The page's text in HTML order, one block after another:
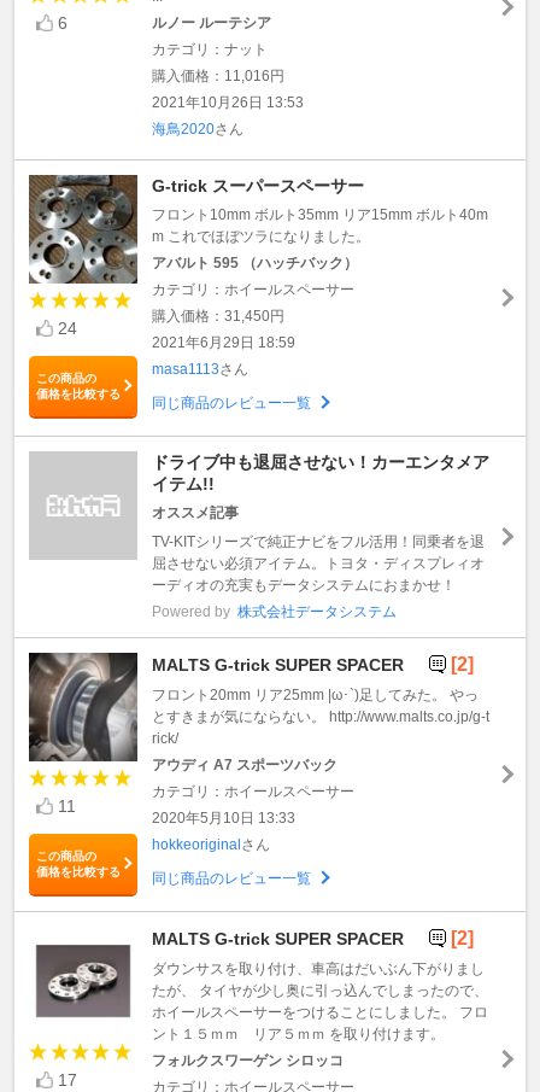
6
ルノー ルーテシア
カテゴリ：ナット
購入価格：11,016円
2021年10月26日 13:53
海鳥2020さん
24
この商品の
価格を比較する
G-trick スーパースペーサー
フロント10mm ボルト35mm リア15mm ボルト40m
m これでほぼツラになりました。
アバルト 595 （ハッチバック）
カテゴリ：ホイールスペーサー
購入価格：31,450円
2021年6月29日 18:59
masa1113さん
同じ商品のレビュー一覧
ドライブ中も退屈させない！カーエンタメア
イテム!!
オススメ記事
TV-KITシリーズで純正ナビをフル活用！同乗者を退
屈させない必須アイテム。トヨタ・ディスプレィオ
ーディオの充実もデータシステムにおまかせ！
Powered by 株式会社データシステム
11
この商品の
価格を比較する
MALTS G-trick SUPER SPACER [2]
フロント20mm リア25mm |ω･`)足してみた。 やっ
とすきまが気にならない。 http://www.malts.co.jp/g-t
rick/
アウディ A7 スポーツバック
カテゴリ：ホイールスペーサー
2020年5月10日 13:33
hokkeoriginalさん
同じ商品のレビュー一覧
17
MALTS G-trick SUPER SPACER [2]
ダウンサスを取り付け、車高はだいぶん下がりまし
たが、 タイヤが少し奥に引っ込んでしまったので、
ホイールスペーサーをつけることにしました。 フロ
ント１５ｍｍ リア５ｍｍ を取り付けます。
フォルクスワーゲン シロッコ
カテゴリ：ホイールスペーサー